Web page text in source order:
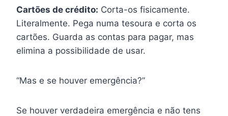
Cartões de crédito: Corta-os fisicamente.
Literalmente. Pega numa tesoura e corta os
cartões. Guarda as contas para pagar, mas
elimina a possibilidade de usar.
“Mas e se houver emergência?”
Se houver verdadeira emergência e não tens